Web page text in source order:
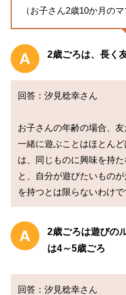
（お子さん2歳10か月のマ
2歳ごろは、長く
回答：汐見稔幸さん
お子さんの年齢の場合、
一緒に遊ぶことはほとん
は、同じものに興味を持
と、自分が遊びたいもの
2歳ごろは遊びの
は4～5歳ごろ
回答：汐見稔幸さん